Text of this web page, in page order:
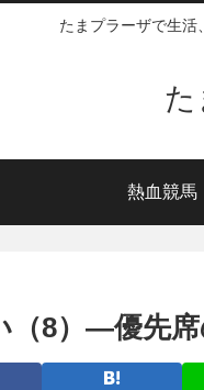
たまプラーザで生活
た
熱血競馬
（8）―優先